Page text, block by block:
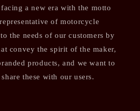
a new era with the motto
of motorcycle
the needs of our customers by
convey the spirit of the maker,
products, and we want to
these with our users.